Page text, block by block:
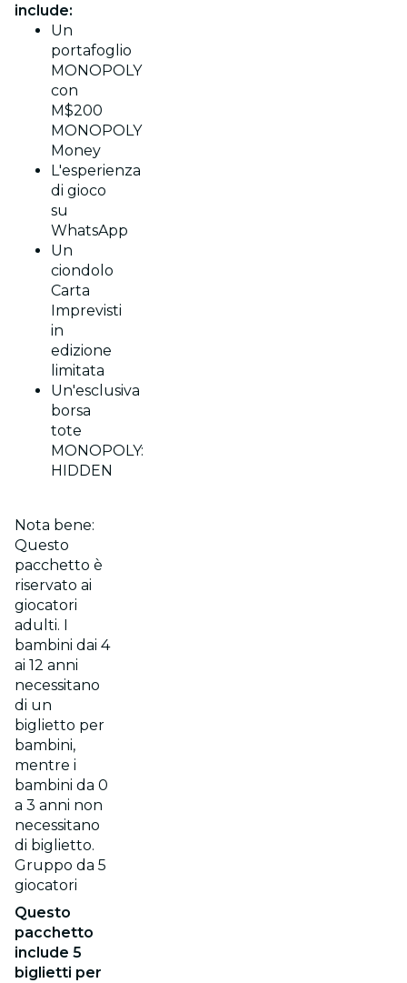
include:
Un
portafoglio
MONOPOLY
con
M$200
MONOPOLY
Money
L'esperienza
di gioco
su
WhatsApp
Un
ciondolo
Carta
Imprevisti
in
edizione
limitata
Un'esclusiva
borsa
tote
MONOPOLY:
HIDDEN
Nota bene:
Questo
pacchetto è
riservato ai
giocatori
adulti. I
bambini dai 4
ai 12 anni
necessitano
di un
biglietto per
bambini,
mentre i
bambini da 0
a 3 anni non
necessitano
di biglietto.
Gruppo da 5
giocatori
Questo
pacchetto
include 5
biglietti per